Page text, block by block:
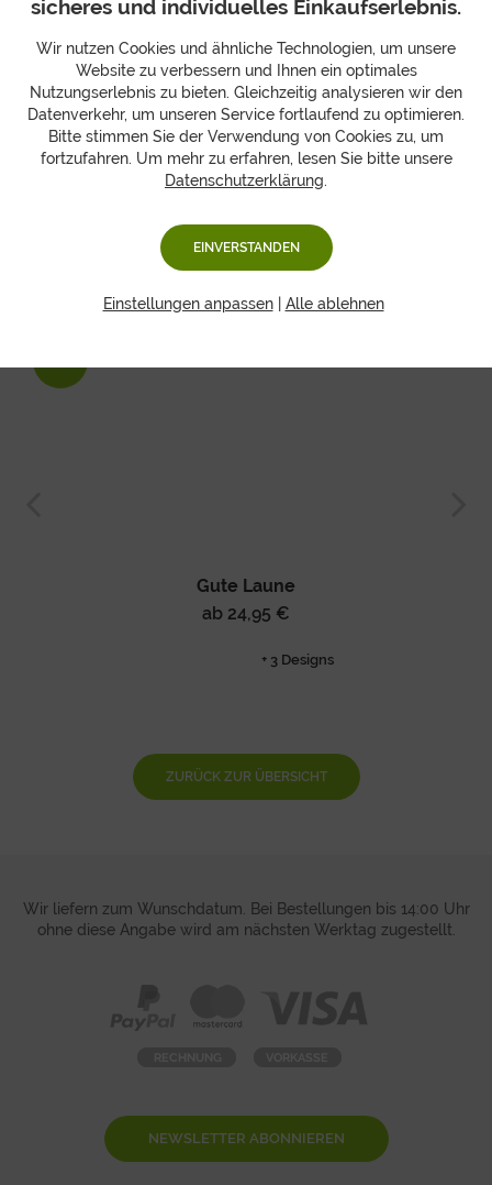
halten sich Physalis einige Tage, sollten aber nicht
eignen sich Physalis ohne Hülle auch zum Einfrieren.
Grundsätzlich mit Schale aufbewahrt, halten Sie bei 10-
15°C, luftig aufbewahrt, ca. 2-3 Wochen.
Gute Laune
ab 24,95 €
+ 3 Designs
ZURÜCK ZUR ÜBERSICHT
Wir liefern zum Wunschdatum. Bei Bestellungen bis 14:00 Uhr
ohne diese Angabe wird am nächsten Werktag zugestellt.
NEWSLETTER ABONNIEREN
sicheres und individuelles Einkaufserlebnis.
Wir nutzen Cookies und ähnliche Technologien, um unsere
Website zu verbessern und Ihnen ein optimales
Nutzungserlebnis zu bieten. Gleichzeitig analysieren wir den
Datenverkehr, um unseren Service fortlaufend zu optimieren.
Bitte stimmen Sie der Verwendung von Cookies zu, um
fortzufahren. Um mehr zu erfahren, lesen Sie bitte unsere
Datenschutzerklärung.
EINVERSTANDEN
Einstellungen anpassen| Alle ablehnen